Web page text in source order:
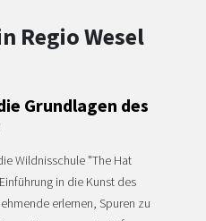
Regio Wesel
Grundlagen des
Wildnisschule "The Hat
in die Kunst des
erlernen, Spuren zu